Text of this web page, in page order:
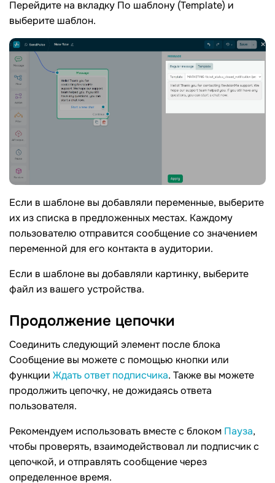
Перейдите на вкладку По шаблону (Template) и
выберите шаблон.
Если в шаблоне вы добавляли переменные, выберите
их из списка в предложенных местах. Каждому
пользователю отправится сообщение со значением
переменной для его контакта в аудитории.
Если в шаблоне вы добавляли картинку, выберите
файл из вашего устройства.
Продолжение цепочки
Соединить следующий элемент после блока
Сообщение вы можете с помощью кнопки или
функции Ждать ответ подписчика. Также вы можете
продолжить цепочку, не дожидаясь ответа
пользователя.
Рекомендуем использовать вместе с блоком Пауза,
чтобы проверять, взаимодействовал ли подписчик с
цепочкой, и отправлять сообщение через
определенное время.